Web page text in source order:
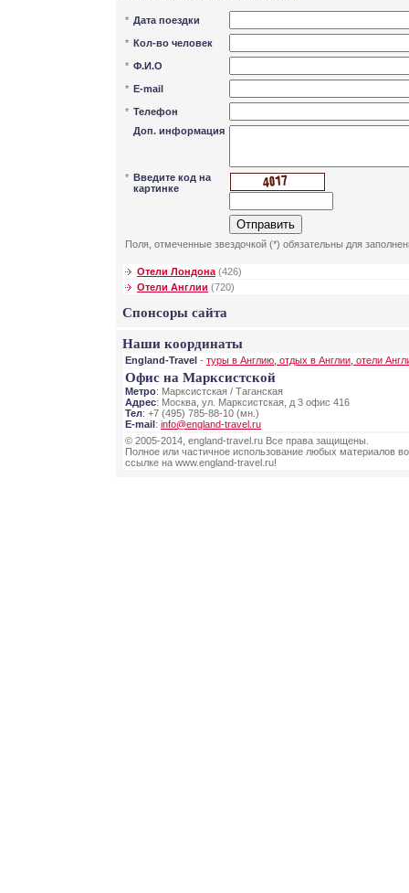
* Дата поездки
* Кол-во человек
* Ф.И.О
* E-mail
* Телефон
Доп. информация
* Введите код на
картинке
Поля, отмеченные звездочкой (*) обязательны для
Отели Лондона(426)
Отели Англии (720)
Спонсоры сайта
Наши координаты
England-Travel - туры в Англию, отдых в Англии, отели
Офис на Марксистской
Метро: Марксистская / Таганская
Адрес: Москва, ул. Марксистская, д 3 офис 416
Тел: +7 (495) 785-88-10 (мн.)
E-mail: info@england-travel.ru
© 2005-2014, england-travel.ru Все права защищены.
Полное или частичное использование любых материалов
ссылке на www.england-travel.ru!